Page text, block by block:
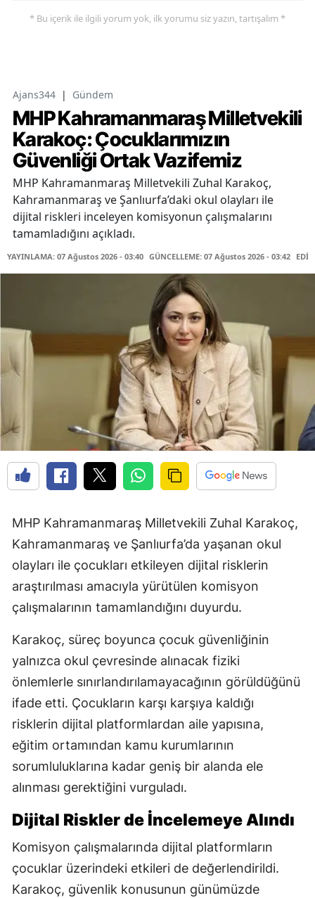
* Bu içerik ile ilgili yorum yok, ilk yorumu siz yazın, tartışalım *
Ajans344 | Gündem
MHP Kahramanmaraş Milletvekili
Karakoç: Çocuklarımızın
Güvenliği Ortak Vazifemiz
MHP Kahramanmaraş Milletvekili Zuhal Karakoç,
Kahramanmaraş ve Şanlıurfa’daki okul olayları ile
dijital riskleri inceleyen komisyonun çalışmalarını
tamamladığını açıkladı.
YAYINLAMA: 07 Ağustos 2026 - 03:40 GÜNCELLEME: 07 Ağustos 2026 - 03:42
MHP Kahramanmaraş Milletvekili Zuhal Karakoç,
Kahramanmaraş ve Şanlıurfa’da yaşanan okul
olayları ile çocukları etkileyen dijital risklerin
araştırılması amacıyla yürütülen komisyon
çalışmalarının tamamlandığını duyurdu.
Karakoç, süreç boyunca çocuk güvenliğinin
yalnızca okul çevresinde alınacak fiziki
önlemlerle sınırlandırılamayacağının görüldüğünü
ifade etti. Çocukların karşı karşıya kaldığı
risklerin dijital platformlardan aile yapısına,
eğitim ortamından kamu kurumlarının
sorumluluklarına kadar geniş bir alanda ele
alınması gerektiğini vurguladı.
Dijital Riskler de İncelemeye Alındı
Komisyon çalışmalarında dijital platformların
çocuklar üzerindeki etkileri de değerlendirildi.
Karakoç, güvenlik konusunun günümüzde